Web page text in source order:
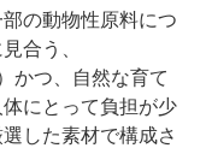
の動物性原料につ
合う、
かつ、自然な育て
にとって負担が少
した素材で構成さ